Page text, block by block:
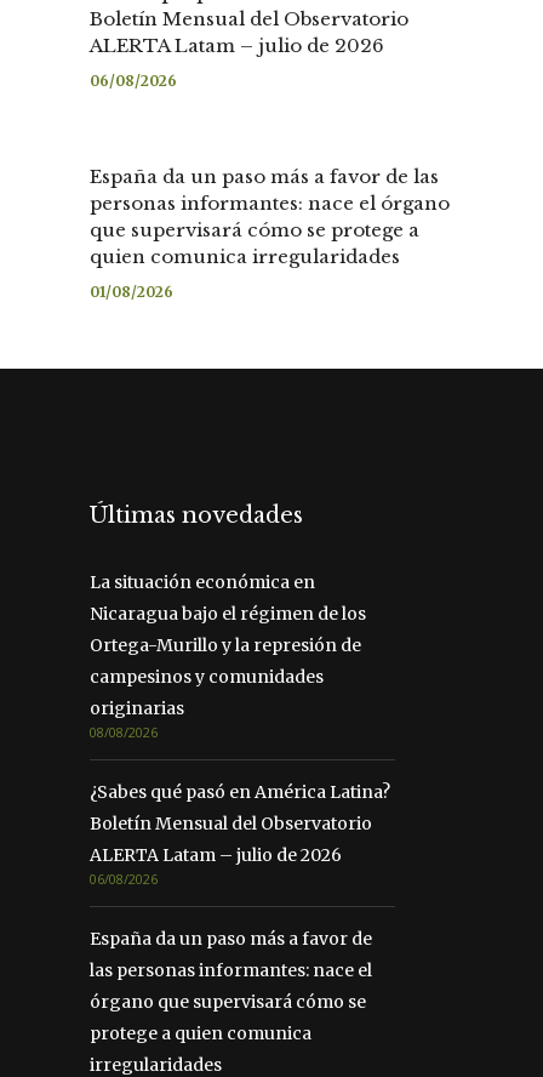
Boletín Mensual del Observatorio
ALERTA Latam – julio de 2026
06/08/2026
España da un paso más a favor de las
personas informantes: nace el órgano
que supervisará cómo se protege a
quien comunica irregularidades
01/08/2026
Últimas novedades
La situación económica en
Nicaragua bajo el régimen de los
Ortega-Murillo y la represión de
campesinos y comunidades
originarias
08/08/2026
¿Sabes qué pasó en América Latina?
Boletín Mensual del Observatorio
ALERTA Latam – julio de 2026
06/08/2026
España da un paso más a favor de
las personas informantes: nace el
órgano que supervisará cómo se
protege a quien comunica
irregularidades